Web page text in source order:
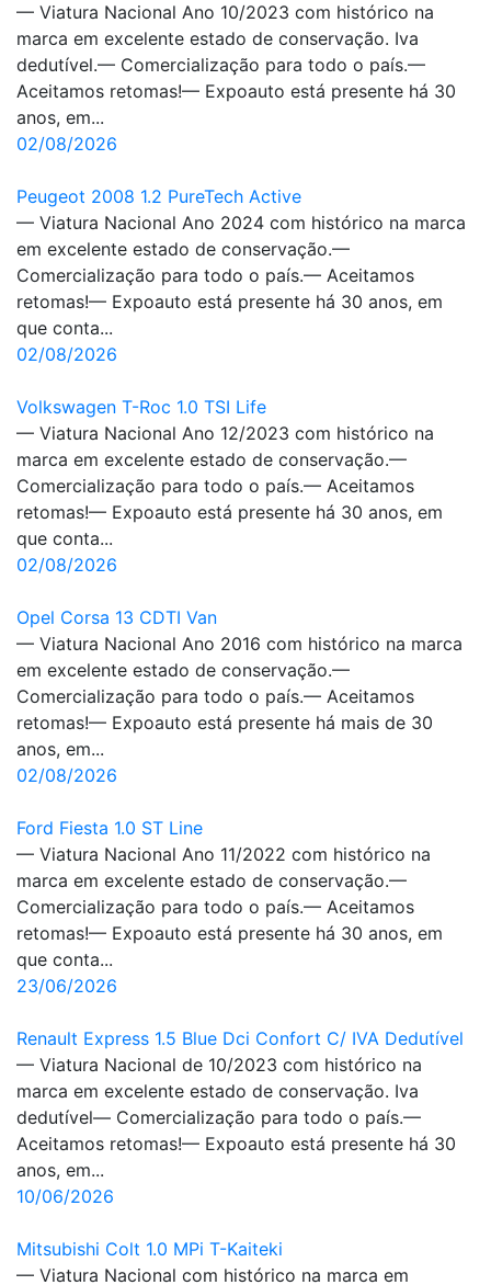
— Viatura Nacional Ano 10/2023 com histórico na
marca em excelente estado de conservação. Iva
dedutível.— Comercialização para todo o país.—
Aceitamos retomas!— Expoauto está presente há 30
anos, em...
02/08/2026
Peugeot 2008 1.2 PureTech Active
— Viatura Nacional Ano 2024 com histórico na marca
em excelente estado de conservação.—
Comercialização para todo o país.— Aceitamos
retomas!— Expoauto está presente há 30 anos, em
que conta...
02/08/2026
Volkswagen T-Roc 1.0 TSI Life
— Viatura Nacional Ano 12/2023 com histórico na
marca em excelente estado de conservação.—
Comercialização para todo o país.— Aceitamos
retomas!— Expoauto está presente há 30 anos, em
que conta...
02/08/2026
Opel Corsa 13 CDTI Van
— Viatura Nacional Ano 2016 com histórico na marca
em excelente estado de conservação.—
Comercialização para todo o país.— Aceitamos
retomas!— Expoauto está presente há mais de 30
anos, em...
02/08/2026
Ford Fiesta 1.0 ST Line
— Viatura Nacional Ano 11/2022 com histórico na
marca em excelente estado de conservação.—
Comercialização para todo o país.— Aceitamos
retomas!— Expoauto está presente há 30 anos, em
que conta...
23/06/2026
Renault Express 1.5 Blue Dci Confort C/ IVA Dedutível
— Viatura Nacional de 10/2023 com histórico na
marca em excelente estado de conservação. Iva
dedutível— Comercialização para todo o país.—
Aceitamos retomas!— Expoauto está presente há 30
anos, em...
10/06/2026
Mitsubishi Colt 1.0 MPi T-Kaiteki
— Viatura Nacional com histórico na marca em